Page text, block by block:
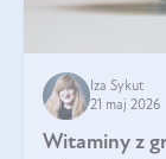
Iza Sykut
21 maj 2026
Witaminy z